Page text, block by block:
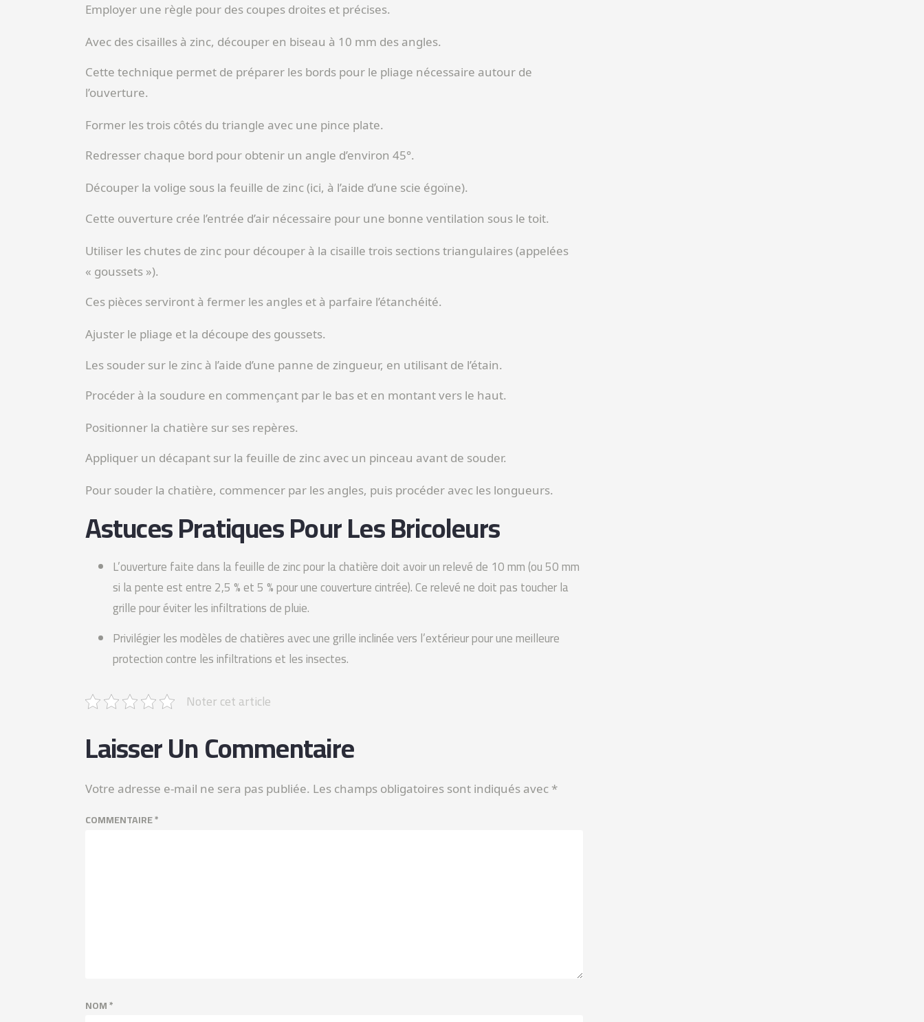
Employer une règle pour des coupes droites et précises.
Avec des cisailles à zinc, découper en biseau à 10 mm des angles.
Cette technique permet de préparer les bords pour le pliage nécessaire autour de
l’ouverture.
Former les trois côtés du triangle avec une pince plate.
Redresser chaque bord pour obtenir un angle d’environ 45°.
Découper la volige sous la feuille de zinc (ici, à l’aide d’une scie égoïne).
Cette ouverture crée l’entrée d’air nécessaire pour une bonne ventilation sous le toit.
Utiliser les chutes de zinc pour découper à la cisaille trois sections triangulaires (appelées
« goussets »).
Ces pièces serviront à fermer les angles et à parfaire l’étanchéité.
Ajuster le pliage et la découpe des goussets.
Les souder sur le zinc à l’aide d’une panne de zingueur, en utilisant de l’étain.
Procéder à la soudure en commençant par le bas et en montant vers le haut.
Positionner la chatière sur ses repères.
Appliquer un décapant sur la feuille de zinc avec un pinceau avant de souder.
Pour souder la chatière, commencer par les angles, puis procéder avec les longueurs.
Astuces Pratiques Pour Les Bricoleurs
L’ouverture faite dans la feuille de zinc pour la chatière doit avoir un relevé de 10 mm (ou 50 mm
si la pente est entre 2,5 % et 5 % pour une couverture cintrée). Ce relevé ne doit pas toucher la
grille pour éviter les infiltrations de pluie.
Privilégier les modèles de chatières avec une grille inclinée vers l’extérieur pour une meilleure
protection contre les infiltrations et les insectes.
Noter cet article
Laisser Un Commentaire
Votre adresse e-mail ne sera pas publiée. Les champs obligatoires sont indiqués avec *
COMMENTAIRE*
NOM*